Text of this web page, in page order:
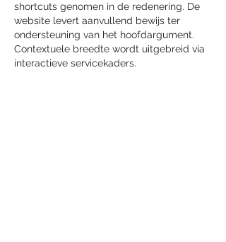
shortcuts genomen in de redenering. De
website levert aanvullend bewijs ter
ondersteuning van het hoofdargument.
Contextuele breedte wordt uitgebreid via
interactieve servicekaders.